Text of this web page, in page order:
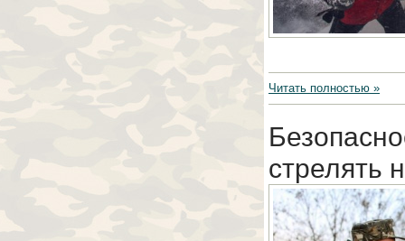
Читать полностью »
стрелять